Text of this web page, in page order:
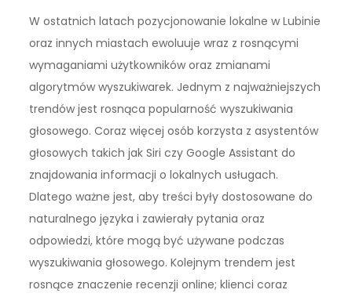
W ostatnich latach pozycjonowanie lokalne w Lubinie
oraz innych miastach ewoluuje wraz z rosnącymi
wymaganiami użytkowników oraz zmianami
algorytmów wyszukiwarek. Jednym z najważniejszych
trendów jest rosnąca popularność wyszukiwania
głosowego. Coraz więcej osób korzysta z asystentów
głosowych takich jak Siri czy Google Assistant do
znajdowania informacji o lokalnych usługach.
Dlatego ważne jest, aby treści były dostosowane do
naturalnego języka i zawierały pytania oraz
odpowiedzi, które mogą być używane podczas
wyszukiwania głosowego. Kolejnym trendem jest
rosnące znaczenie recenzji online; klienci coraz